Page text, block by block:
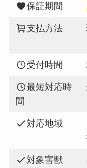
保証期間
支払方法
受付時間
最短対応時
間
対応地域
対象害獣